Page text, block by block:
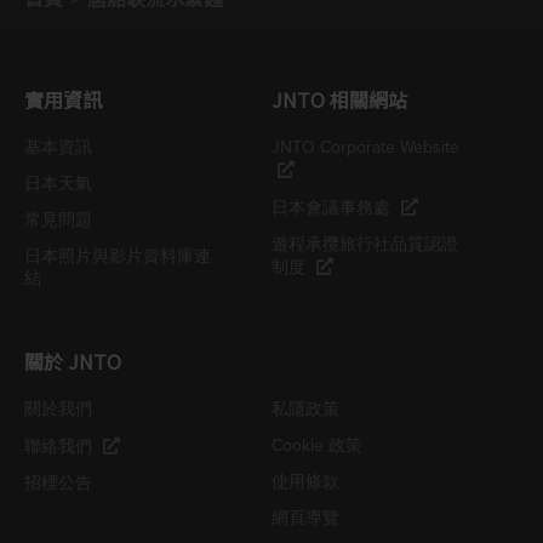
實用資訊 JNTO 相關網站
關於 JNTO